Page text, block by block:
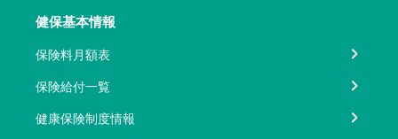
健保基本情報
保険料月額表
保険給付一覧
健康保険制度情報